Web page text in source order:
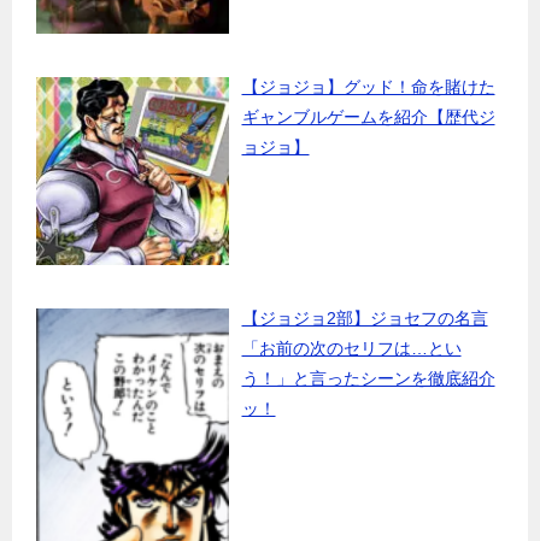
【ジョジョ】グッド！命を賭けた
ギャンブルゲームを紹介【歴代ジ
ョジョ】
【ジョジョ2部】ジョセフの名言
「お前の次のセリフは…とい
う！」と言ったシーンを徹底紹介
ッ！